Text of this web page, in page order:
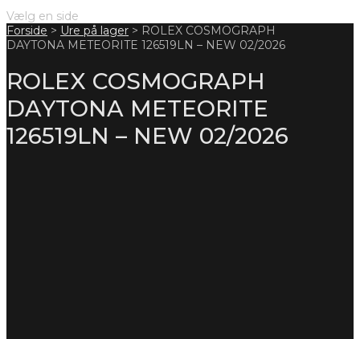
Vælg en side
Forside > Ure på lager > ROLEX COSMOGRAPH
DAYTONA METEORITE 126519LN – NEW 02/2026
ROLEX COSMOGRAPH
DAYTONA METEORITE
126519LN – NEW 02/2026